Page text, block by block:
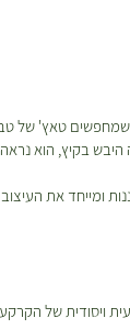
שמחפשים טאץ' של
בקיץ, הוא נראה
ומייחד את
ויסודית של